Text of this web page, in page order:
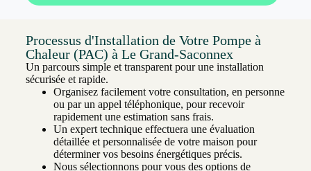
Processus d'Installation de Votre Pompe à
Chaleur (PAC) à Le Grand-Saconnex
Un parcours simple et transparent pour une installation
sécurisée et rapide.
Organisez facilement votre consultation, en personne
ou par un appel téléphonique, pour recevoir
rapidement une estimation sans frais.
Un expert technique effectuera une évaluation
détaillée et personnalisée de votre maison pour
déterminer vos besoins énergétiques précis.
Nous sélectionnons pour vous des options de